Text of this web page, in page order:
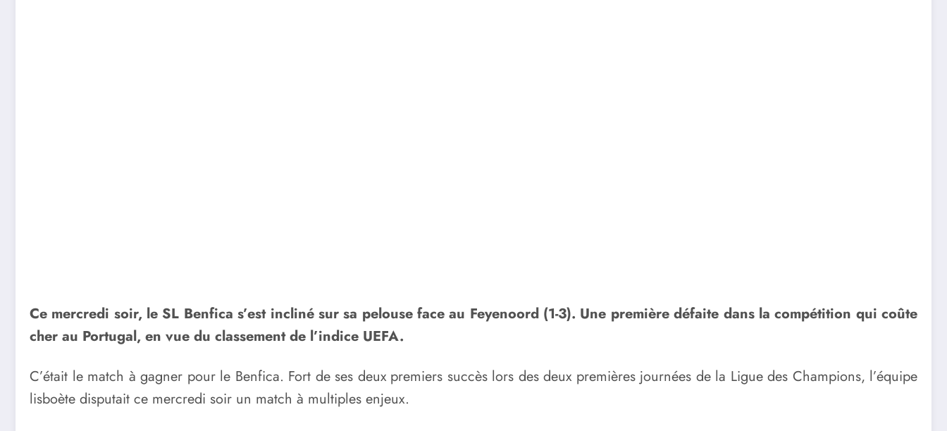
Ce mercredi soir, le SL Benfica s’est incliné sur sa pelouse face au Feyenoord (1-3). Une première défaite dans la compétition qui coûte
cher au Portugal, en vue du classement de l’indice UEFA.
C’était le match à gagner pour le Benfica. Fort de ses deux premiers succès lors des deux premières journées de la Ligue des Champions, l’équipe
lisboète disputait ce mercredi soir un match à multiples enjeux.